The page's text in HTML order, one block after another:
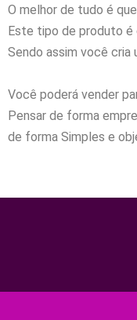
O melhor de tudo é
Este tipo de produto é
Sendo assim você
Você poderá vender
Pensar de forma
de forma Simples e